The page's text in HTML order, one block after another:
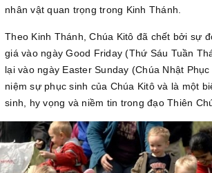
nhân vật quan trọng trong Kinh Thánh.
Theo Kinh Thánh, Chúa Kitô đã chết bởi sự
giá vào ngày Good Friday (Thứ Sáu Tuần
lại vào ngày Easter Sunday (Chúa Nhật
niệm sự phục sinh của Chúa Kitô và là một
sinh, hy vọng và niềm tin trong đạo Thiên